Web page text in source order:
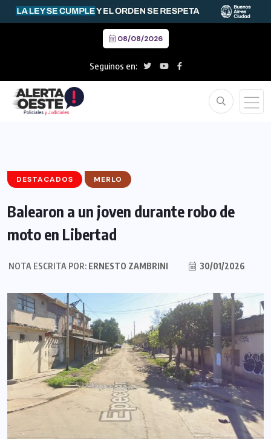
08/08/2026
Seguinos en:
DESTACADOS MERLO
Balearon a un joven durante robo de
moto en Libertad
NOTA ESCRITA POR:ERNESTO ZAMBRINI 30/01/2026